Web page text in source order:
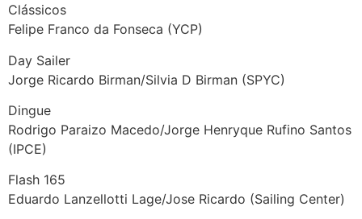
Clássicos
Felipe Franco da Fonseca (YCP)
Day Sailer
Jorge Ricardo Birman/Silvia D Birman (SPYC)
Dingue
Rodrigo Paraizo Macedo/Jorge Henryque Rufino Santos
(IPCE)
Flash 165
Eduardo Lanzellotti Lage/Jose Ricardo (Sailing Center)